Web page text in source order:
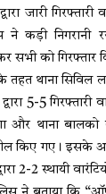
जारी
ने कड़ी निगरानी
सभी को गिरफ्तार
तहत थाना सिविल
5-5
और थाना बालको
किए गए। इसके
2-2 स्थायी